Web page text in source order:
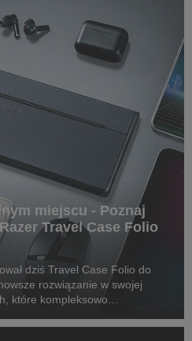
miejscu - Poznaj
Travel Case Folio
dziś Travel Case Folio do
rozwiązanie w swojej
które kompleksowo
a także bez problemu ...